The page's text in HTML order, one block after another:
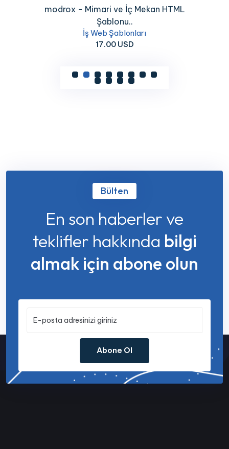
modrox - Mimari ve İç Mekan HTML
Şablonu..
İş Web Şablonları
17.00 USD
Bülten
En son haberler ve
teklifler hakkında bilgi
almak için abone olun
Abone Ol